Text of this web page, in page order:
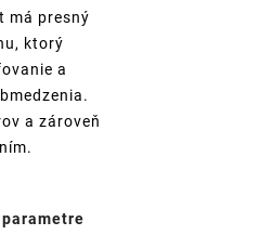
má presný
ktorý
a
a zároveň